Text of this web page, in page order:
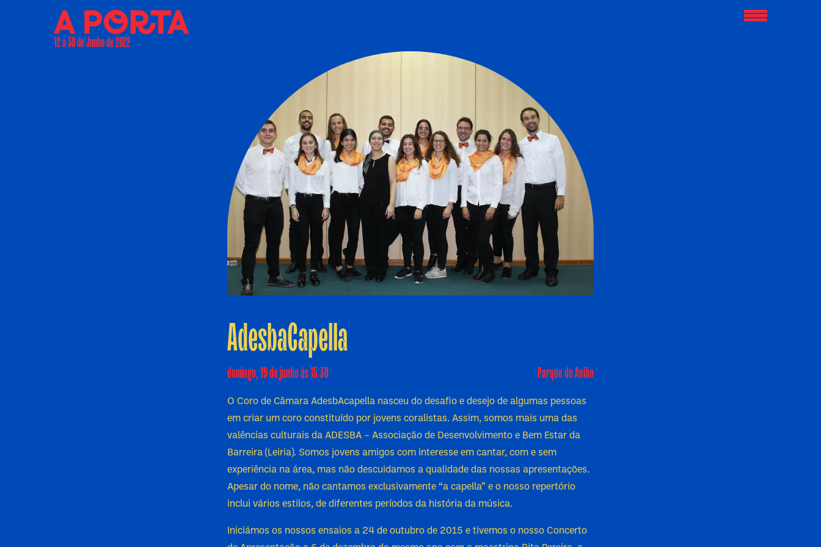
12 a 30 de Junho de 2022
AdesbaCapella
domingo, 19 de junho às 15:30 Parque do Avião
O Coro de Câmara AdesbAcapella nasceu do desafio e desejo de algumas pessoas
em criar um coro constituído por jovens coralistas. Assim, somos mais uma das
valências culturais da ADESBA – Associação de Desenvolvimento e Bem Estar da
Barreira (Leiria). Somos jovens amigos com interesse em cantar, com e sem
experiência na área, mas não descuidamos a qualidade das nossas apresentações.
Apesar do nome, não cantamos exclusivamente “a capella” e o nosso repertório
inclui vários estilos, de diferentes períodos da história da música.
Iniciámos os nossos ensaios a 24 de outubro de 2015 e tivemos o nosso Concerto